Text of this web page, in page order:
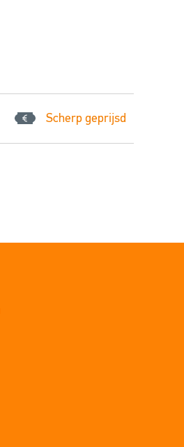
Scherp geprijsd